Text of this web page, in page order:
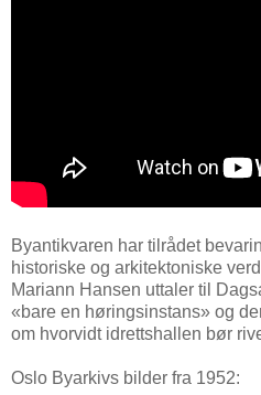
Byantikvaren har tilrådet
historiske og arkitektoniske
Mariann Hansen uttaler til
«bare en høringsinstans» og
om hvorvidt idrettshallen bør
Oslo Byarkivs bilder fra 1952: